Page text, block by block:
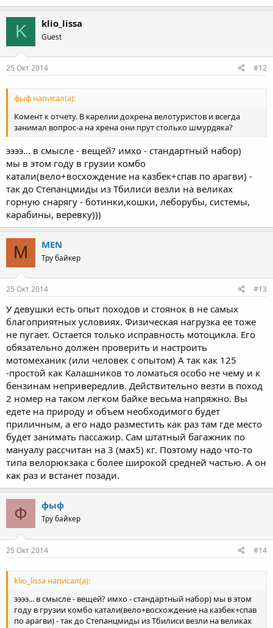
K klio_lissa
Guest
25 Окт 2014 #12
фыф написал(а):
Комент к отчету. В карелии дохрена велотуристов и всегда
занимал вопрос-а на хрена они прут столько шмурдяка?
ээээ... в смысле - вещей? имхо - стандартный набор)
мы в этом году в грузии комбо
катали(вело+восхождение на казбек+спав по арагви) -
так до Степанцмиды из Тбилиси везли на великах
горную снарягу - ботинки,кошки, леборубы, системы,
карабины, веревку)))
M MEN
Тру байкер
25 Окт 2014 #13
У девушки есть опыт походов и стоянок в не самых
благоприятных условиях. Физическая нагрузка ее тоже
не пугает. Остается только исправность мотоцикла. Его
обязательно должен проверить и настроить
мотомеханик (или человек с опытом) А так как 125
-простой как Калашников то ломаться особо не чему и к
бензинам непривередлив. Действительно везти в поход
2 номер на таком легком байке весьма напряжно. Вы
едете на природу и объем необходимого будет
приличным, а его надо разместить как раз там где место
будет занимать пассажир. Сам штатный багажник по
мануалу рассчитан на 3 (мах5) кг. Поэтому надо что-то
типа велорюкзака с более широкой средней частью. А он
как раз и встанет позади.
Ф фыф
Тру байкер
25 Окт 2014 #14
klio_lissa написал(а):
ээээ... в смысле - вещей? имхо - стандартный набор) мы в этом
году в грузии комбо катали(вело+восхождение на казбек+спав
по арагви) - так до Степанцмиды из Тбилиси везли на великах